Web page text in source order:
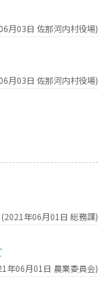
月03日 佐那河内村役場)
月03日 佐那河内村役場)
(2021年06月01日 総務課)
年06月01日 農業委員会)